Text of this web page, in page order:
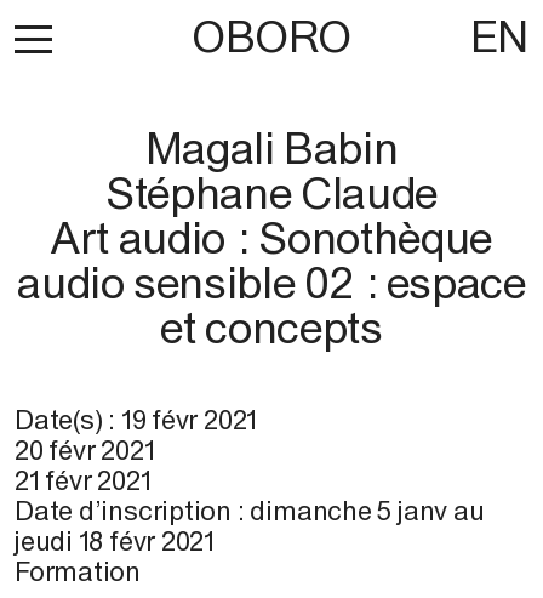
OBORO EN
Magali Babin
Stéphane Claude
Art audio : Sonothèque
audio sensible 02 : espace
et concepts
Date(s) : 19 févr 2021
20 févr 2021
21 févr 2021
Date d’inscription : dimanche 5 janv au
jeudi 18 févr 2021
Formation